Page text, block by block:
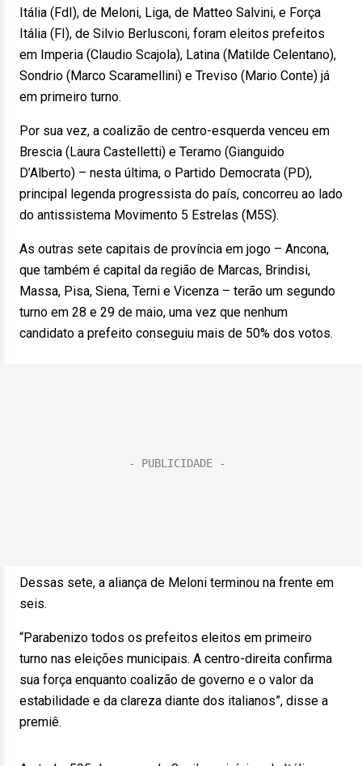
Itália (FdI), de Meloni, Liga, de Matteo Salvini, e Força
Itália (FI), de Silvio Berlusconi, foram eleitos prefeitos
em Imperia (Claudio Scajola), Latina (Matilde Celentano),
Sondrio (Marco Scaramellini) e Treviso (Mario Conte) já
em primeiro turno.
Por sua vez, a coalizão de centro-esquerda venceu em
Brescia (Laura Castelletti) e Teramo (Gianguido
D’Alberto) – nesta última, o Partido Democrata (PD),
principal legenda progressista do país, concorreu ao lado
do antissistema Movimento 5 Estrelas (M5S).
As outras sete capitais de província em jogo – Ancona,
que também é capital da região de Marcas, Brindisi,
Massa, Pisa, Siena, Terni e Vicenza – terão um segundo
turno em 28 e 29 de maio, uma vez que nenhum
candidato a prefeito conseguiu mais de 50% dos votos.
Dessas sete, a aliança de Meloni terminou na frente em
seis.
“Parabenizo todos os prefeitos eleitos em primeiro
turno nas eleições municipais. A centro-direita confirma
sua força enquanto coalizão de governo e o valor da
estabilidade e da clareza diante dos italianos”, disse a
premiê.